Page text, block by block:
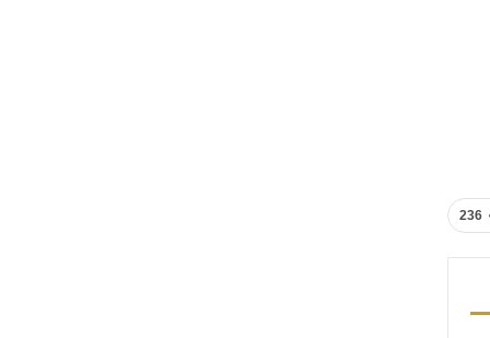
236